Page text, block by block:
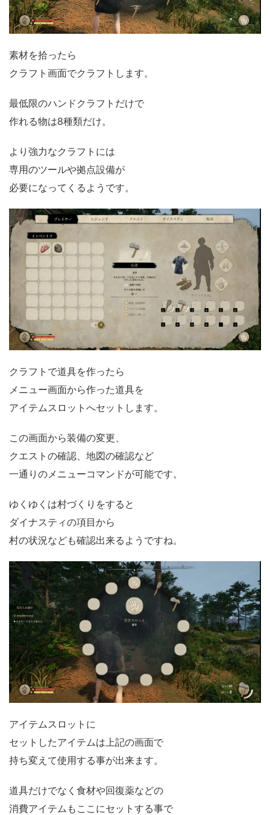
素材を拾ったら
クラフト画面でクラフトします。
最低限のハンドクラフトだけで
作れる物は8種類だけ。
より強力なクラフトには
専用のツールや拠点設備が
必要になってくるようです。
クラフトで道具を作ったら
メニュー画面から作った道具を
アイテムスロットへセットします。
この画面から装備の変更、
クエストの確認、地図の確認など
一通りのメニューコマンドが可能です。
ゆくゆくは村づくりをすると
ダイナスティの項目から
村の状況なども確認出来るようですね。
アイテムスロットに
セットしたアイテムは上記の画面で
持ち変えて使用する事が出来ます。
道具だけでなく食材や回復薬などの
消費アイテムもここにセットする事で